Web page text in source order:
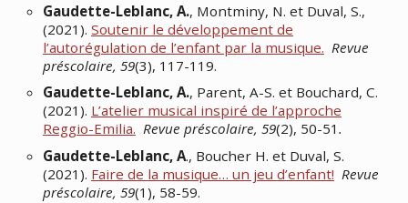
Gaudette-Leblanc, A., Montminy, N. et Duval, S.,
(2021). Soutenir le développement de
l’autorégulation de l’enfant par la musique. Revue
préscolaire, 59(3), 117-119.
Gaudette-Leblanc, A., Parent, A-S. et Bouchard, C.
(2021). L’atelier musical inspiré de l’approche
Reggio-Emilia. Revue préscolaire, 59(2), 50-51 .
Gaudette-Leblanc, A., Boucher H. et Duval, S.
(2021). Faire de la musique… un jeu d’enfant! Revue
préscolaire, 59(1), 58-59.